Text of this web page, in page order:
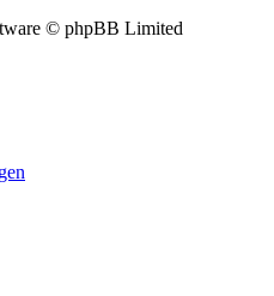
© phpBB Limited